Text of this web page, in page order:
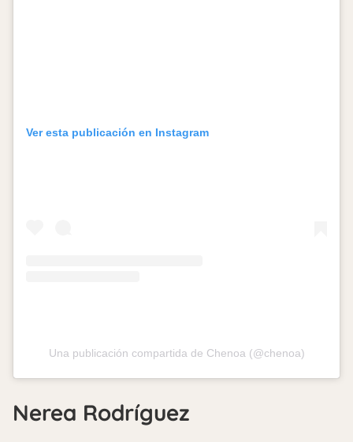
Ver esta publicación en Instagram
Una publicación compartida de Chenoa (@chenoa)
Nerea Rodríguez